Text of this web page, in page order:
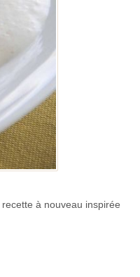
à nouveau inspirée